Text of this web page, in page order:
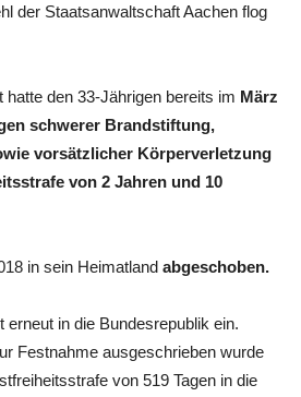
der Staatsanwaltschaft Aachen flog
hatte den 33-Jährigen bereits im März
schwerer Brandstiftung,
vorsätzlicher Körperverletzung
von 2 Jahren und 10
in sein Heimatland abgeschoben.
erneut in die Bundesrepublik ein.
Festnahme ausgeschrieben wurde
von 519 Tagen in die